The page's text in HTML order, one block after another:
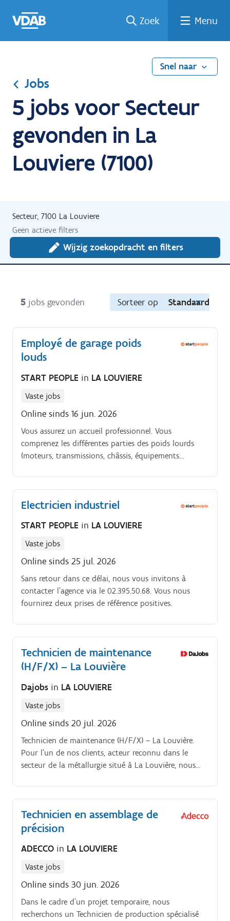
naar
een
een
job
naar
Zoek Menu
Snel naar
Jobs
5 jobs voor Secteur
gevonden in La
Louviere (7100)
Secteur, 7100 La Louviere
Geen actieve filters
Wijzig zoekopdracht en filters
5 jobs gevonden Sorteer op Standaard
Employé de garage poids
louds
START PEOPLE in LA LOUVIERE
Vaste jobs
Online sinds 16 jun. 2026
Vous assurez un accueil professionnel. Vous
comprenez les différentes parties des poids lourds
(moteurs, transmissions, châssis, équipements
(réparations, entretiens, diagnostics) Concrètement,
vos tâches seront:.
Electricien industriel
START PEOPLE in LA LOUVIERE
Vaste jobs
Online sinds 25 jul. 2026
Sans retour dans ce délai, nous vous invitons à
contacter l’agence via le 02.395.50.68. Vous nous
fournirez deux prises de référence positives.
Technicien de maintenance
(H/F/X) – La Louvière
Dajobs in LA LOUVIERE
Vaste jobs
Online sinds 20 jul. 2026
Technicien de maintenance (H/F/X) – La Louvière.
Pour l'un de nos clients, acteur reconnu dans le
secteur de la métallurgie situé à La Louvière, nous
maintenance à dominante mécanique, avec des
connaissances en électricité Votre mission.
Technicien en assemblage de
précision
ADECCO in LA LOUVIERE
Vaste jobs
Online sinds 30 jun. 2026
Dans le cadre d'un projet temporaire, nous
recherchons un Technicien de production spécialisé